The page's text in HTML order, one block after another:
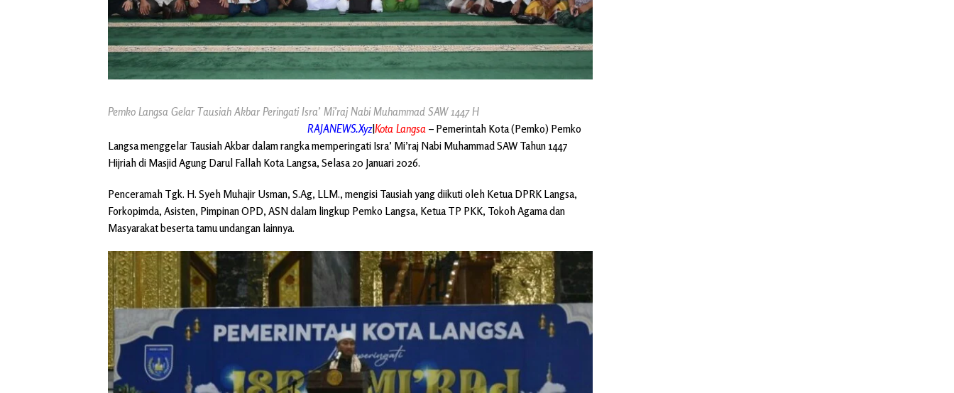
Pemko Langsa Gelar Tausiah Akbar Peringati Isra’ Mi’raj Nabi Muhammad SAW 1447 H
RAJANEWS.Xyz|Kota Langsa – Pemerintah Kota (Pemko) Pemko
Langsa menggelar Tausiah Akbar dalam rangka memperingati Isra’ Mi’raj Nabi Muhammad SAW Tahun 1447
Hijriah di Masjid Agung Darul Fallah Kota Langsa, Selasa 20 Januari 2026.
Penceramah Tgk. H. Syeh Muhajir Usman, S.Ag, LLM., mengisi Tausiah yang diikuti oleh Ketua DPRK Langsa,
Forkopimda, Asisten, Pimpinan OPD, ASN dalam lingkup Pemko Langsa, Ketua TP PKK, Tokoh Agama dan
Masyarakat beserta tamu undangan lainnya.